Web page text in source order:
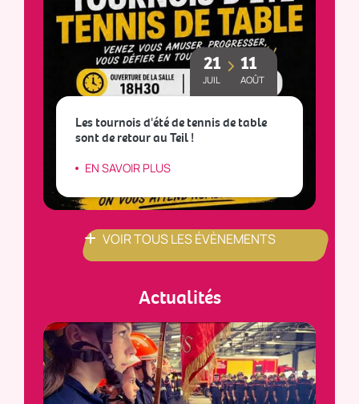
21
JUIL
11
AOÛT
Les tournois d'été de tennis de table
sont de retour au Teil !
EN SAVOIR PLUS
VOIR TOUS LES ÉVÈNEMENTS
Actualités